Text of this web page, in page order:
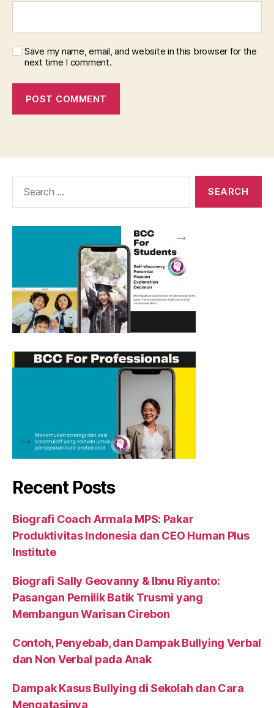
Save my name, email, and website in this browser for the
next time I comment.
Recent Posts
Biografi Coach Armala MPS: Pakar
Produktivitas Indonesia dan CEO Human Plus
Institute
Biografi Sally Geovanny & Ibnu Riyanto:
Pasangan Pemilik Batik Trusmi yang
Membangun Warisan Cirebon
Contoh, Penyebab, dan Dampak Bullying Verbal
dan Non Verbal pada Anak
Dampak Kasus Bullying di Sekolah dan Cara
Mengatasinya